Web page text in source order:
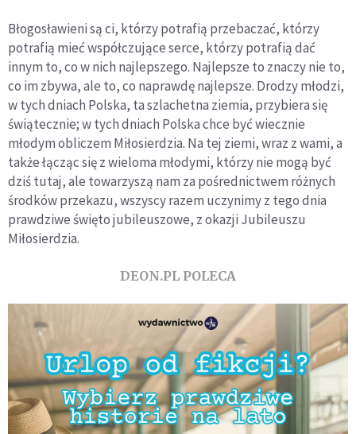
Błogosławieni są ci, którzy potrafią przebaczać, którzy
potrafią mieć współczujące serce, którzy potrafią dać
innym to, co w nich najlepszego. Najlepsze to znaczy nie to,
co im zbywa, ale to, co naprawdę najlepsze. Drodzy młodzi,
w tych dniach Polska, ta szlachetna ziemia, przybiera się
świątecznie; w tych dniach Polska chce być wiecznie
młodym obliczem Miłosierdzia. Na tej ziemi, wraz z wami, a
także łącząc się z wieloma młodymi, którzy nie mogą być
dziś tutaj, ale towarzyszą nam za pośrednictwem różnych
środków przekazu, wszyscy razem uczynimy z tego dnia
prawdziwe święto jubileuszowe, z okazji Jubileuszu
Miłosierdzia.
DEON.PL POLECA